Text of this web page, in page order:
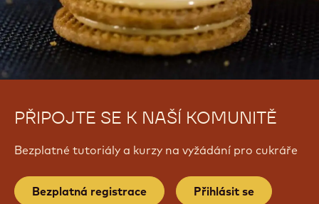
PŘIPOJTE SE K NAŠÍ KOMUNITĚ
Bezplatné tutoriály a kurzy na vyžádání pro cukráře
Bezplatná registrace Přihlásit se